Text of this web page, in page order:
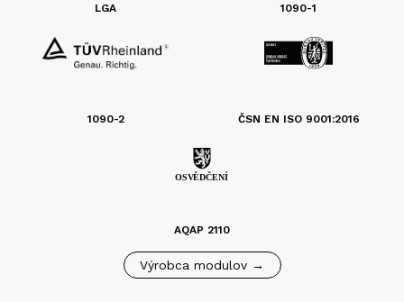
LGA 1090-1
1090-2 ČSN EN ISO 9001:2016
AQAP 2110
Výrobca modulov →